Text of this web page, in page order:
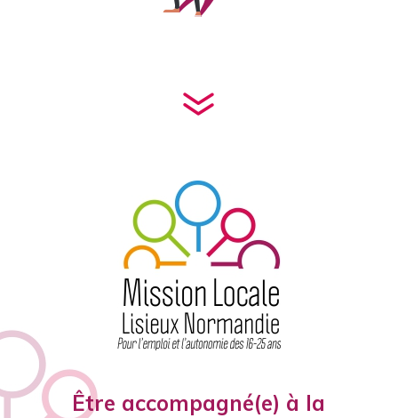
Être accompagné(e) à la